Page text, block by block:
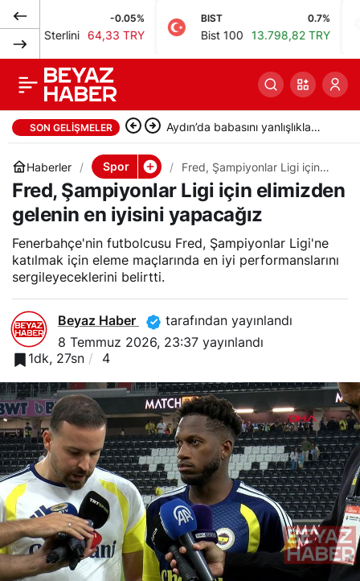
64,33 TRY
BIST
Bist 100 13.798,82 TRY
SON GELIŞMELER Aydın’da babasını yanlışlıkla
tutuklandı
Haberler Spor
Fred, Şampiyonlar Ligi için
elimizden gelenin en iyisini
yapacağız
Fred, Şampiyonlar Ligi için elimizden
gelenin en iyisini yapacağız
Fenerbahçe'nin futbolcusu Fred, Şampiyonlar Ligi'ne
katılmak için eleme maçlarında en iyi performanslarını
sergileyeceklerini belirtti.
Beyaz Haber
tarafından yayınlandı
8 Temmuz 2026, 23:37 yayınlandı
1dk, 27sn
4
RAMS Başakşehir FK,
Avusturya kampında
antrenmanlarını
Paylaş